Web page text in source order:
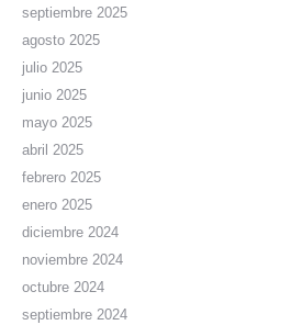
septiembre 2025
agosto 2025
julio 2025
junio 2025
mayo 2025
abril 2025
febrero 2025
enero 2025
diciembre 2024
noviembre 2024
octubre 2024
septiembre 2024